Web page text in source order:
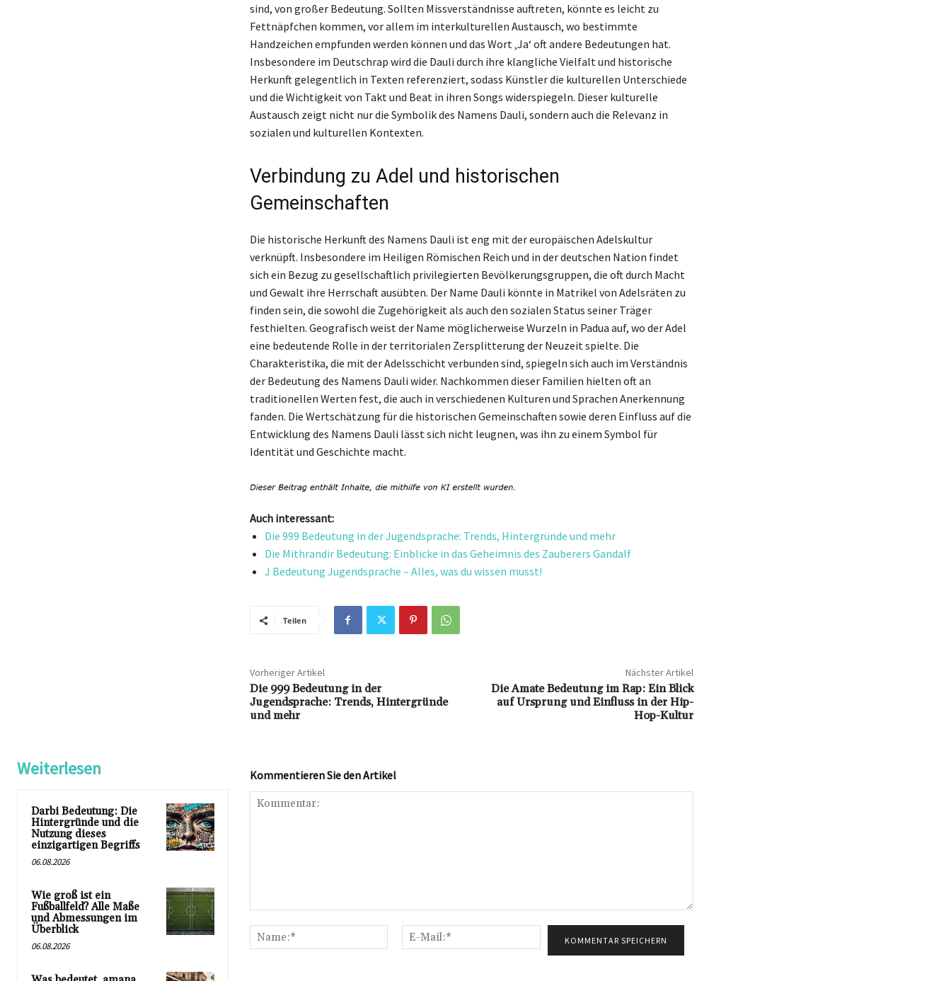
sind, von großer Bedeutung. Sollten Missverständnisse auftreten, könnte es leicht zu
Fettnäpfchen kommen, vor allem im interkulturellen Austausch, wo bestimmte
Handzeichen empfunden werden können und das Wort ‚Ja‘ oft andere Bedeutungen hat.
Insbesondere im Deutschrap wird die Dauli durch ihre klangliche Vielfalt und historische
Herkunft gelegentlich in Texten referenziert, sodass Künstler die kulturellen Unterschiede
und die Wichtigkeit von Takt und Beat in ihren Songs widerspiegeln. Dieser kulturelle
Austausch zeigt nicht nur die Symbolik des Namens Dauli, sondern auch die Relevanz in
sozialen und kulturellen Kontexten.
Verbindung zu Adel und historischen
Gemeinschaften
Die historische Herkunft des Namens Dauli ist eng mit der europäischen Adelskultur
verknüpft. Insbesondere im Heiligen Römischen Reich und in der deutschen Nation findet
sich ein Bezug zu gesellschaftlich privilegierten Bevölkerungsgruppen, die oft durch Macht
und Gewalt ihre Herrschaft ausübten. Der Name Dauli könnte in Matrikel von Adelsräten zu
finden sein, die sowohl die Zugehörigkeit als auch den sozialen Status seiner Träger
festhielten. Geografisch weist der Name möglicherweise Wurzeln in Padua auf, wo der Adel
eine bedeutende Rolle in der territorialen Zersplitterung der Neuzeit spielte. Die
Charakteristika, die mit der Adelsschicht verbunden sind, spiegeln sich auch im Verständnis
der Bedeutung des Namens Dauli wider. Nachkommen dieser Familien hielten oft an
traditionellen Werten fest, die auch in verschiedenen Kulturen und Sprachen Anerkennung
fanden. Die Wertschätzung für die historischen Gemeinschaften sowie deren Einfluss auf die
Entwicklung des Namens Dauli lässt sich nicht leugnen, was ihn zu einem Symbol für
Identität und Geschichte macht.
Auch interessant:
Die 999 Bedeutung in der Jugendsprache: Trends, Hintergründe und mehr
Die Mithrandir Bedeutung: Einblicke in das Geheimnis des Zauberers Gandalf
J Bedeutung Jugendsprache – Alles, was du wissen musst!
Teilen
Vorheriger Artikel
Die 999 Bedeutung in der
Jugendsprache: Trends, Hintergründe
und mehr
Nächster Artikel
Die Amate Bedeutung im Rap: Ein Blick
auf Ursprung und Einfluss in der Hip-
Hop-Kultur
Weiterlesen
Darbi Bedeutung: Die
Hintergründe und die
Nutzung dieses
einzigartigen Begriffs
06.08.2026
Wie groß ist ein
Fußballfeld? Alle Maße
und Abmessungen im
Überblick
06.08.2026
Kommentieren Sie den Artikel
Name:*
Mail:*